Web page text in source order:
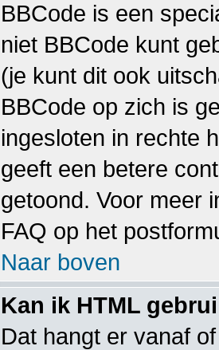
BBCode is een
niet BBCode kunt
(je kunt dit ook
BBCode op zich is
ingesloten in rechte
geeft een betere
getoond. Voor meer
FAQ op het
Naar boven
Kan ik HTML
Dat hangt er vanaf